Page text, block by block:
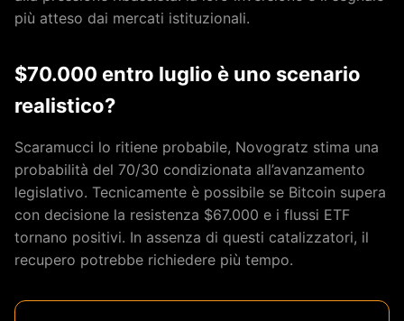
più atteso dai mercati istituzionali.
$70.000 entro luglio è uno scenario
realistico?
Scaramucci lo ritiene probabile, Novogratz stima una
probabilità del 70/30 condizionata all’avanzamento
legislativo. Tecnicamente è possibile se Bitcoin supera
con decisione la resistenza $67.000 e i flussi ETF
tornano positivi. In assenza di questi catalizzatori, il
recupero potrebbe richiedere più tempo.